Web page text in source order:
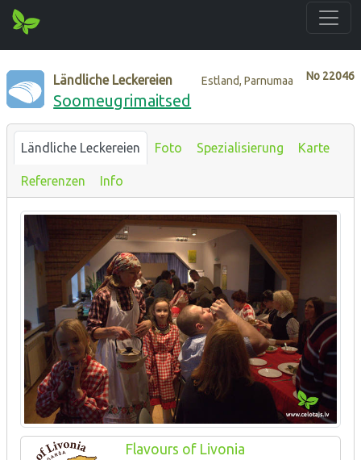
No 22046
Ländliche Leckereien Estland, Parnumaa
Soomeugrimaitsed
Ländliche Leckereien Foto Spezialisierung Karte
Referenzen Info
Flavours of Livonia